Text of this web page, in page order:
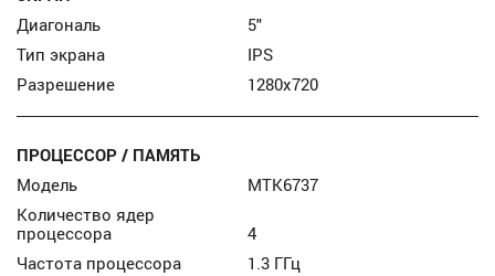
Диагональ
5″
Тип экрана
IPS
Разрешение
1280х720
ПРОЦЕССОР / ПАМЯТЬ
Модель
MTK6737
Количество ядер
процессора
4
Частота процессора
1.3 ГГц